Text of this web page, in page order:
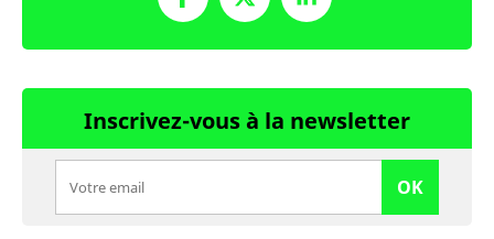
Inscrivez-vous à la newsletter
OK